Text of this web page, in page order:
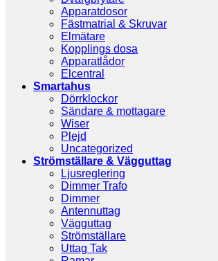
Apparatdosor
Fästmatrial & Skruvar
Elmätare
Kopplings dosa
Apparatlådor
Elcentral
Smartahus
Dörrklockor
Sändare & mottagare
Wiser
Plejd
Uncategorized
Strömställare & Vägguttag
Ljusreglering
Dimmer Trafo
Dimmer
Antennuttag
Vägguttag
Strömställare
Uttag Tak